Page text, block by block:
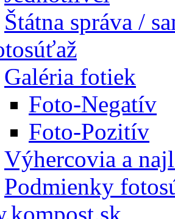
Štátna správa /
Galéria fotiek
Foto-Negatív
Foto-Pozitív
Výhercovia a
Podmienky